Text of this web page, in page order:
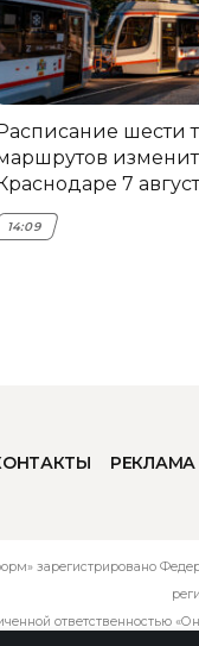
шести
7
14:09
РЕКЛАМА
зарегистрировано
ответственностью